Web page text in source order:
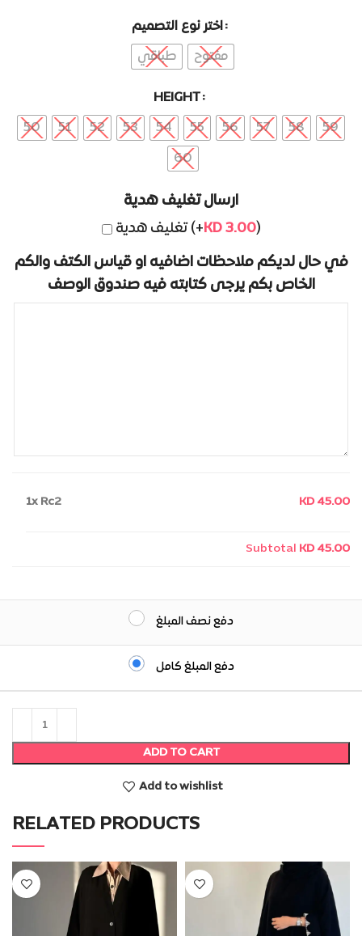
اختر نوع التصميم
طباقي
مفتوح
HEIGHT
50
51 52 53 54 55 56 57 58
59
60
ارسال تغليف هدية
تغليف هدية (+KD3.00)
في حال لديكم ملاحظات اضافيه او قياس الكتف والكم
الخاص بكم يرجى كتابته فيه صندوق الوصف
1x Rc2 KD 45.00
Subtotal KD 45.00
دفع نصف المبلغ
دفع المبلغ كامل
ADD TO CART
Alternative:
Add to wishlist
RELATED PRODUCTS